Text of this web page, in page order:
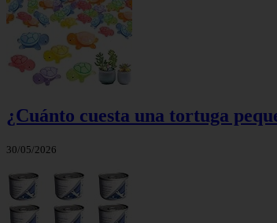
¿Cuánto cuesta una tortuga
30/05/2026